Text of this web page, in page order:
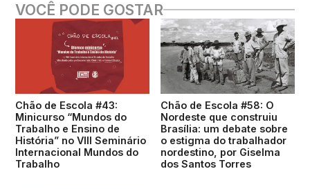
VOCÊ PODE GOSTAR
Chão de Escola #43:
Minicurso “Mundos do
Trabalho e Ensino de
História” no VIII Seminário
Internacional Mundos do
Trabalho
Chão de Escola #58: O
Nordeste que construiu
Brasília: um debate sobre
o estigma do trabalhador
nordestino, por Giselma
dos Santos Torres